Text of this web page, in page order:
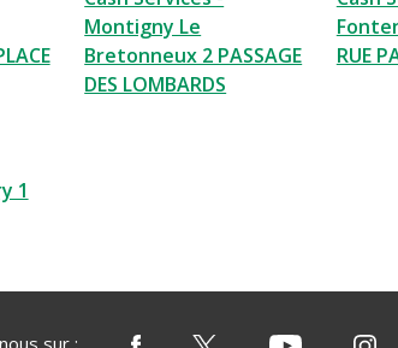
Montigny Le
Bretonneux 2 PASSAGE
DES LOMBARDS
RUE
1
sur :